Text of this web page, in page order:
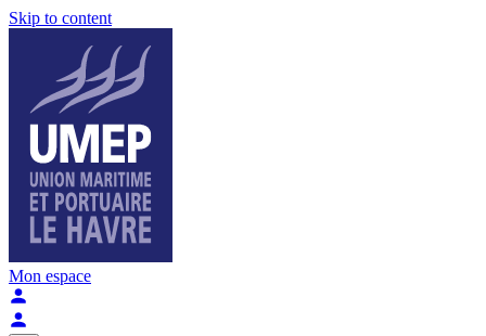
Skip to content
Mon espace